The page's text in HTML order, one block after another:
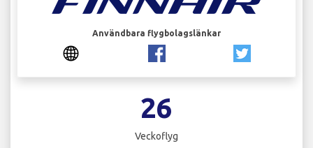
Användbara flygbolagslänkar
26
Veckoflyg